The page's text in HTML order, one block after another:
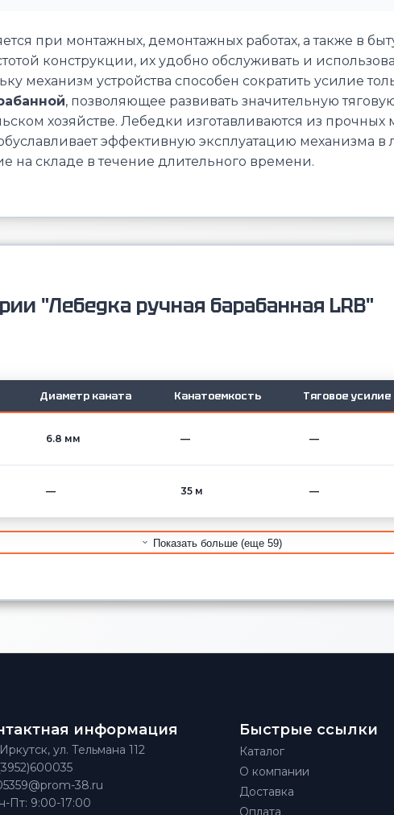
при монтажных, демонтажных работах, а также в
конструкции, их удобно обслуживать и
механизм устройства способен сократить усилие
, позволяющее развивать значительную
хозяйстве. Лебедки изготавливаются из
эффективную эксплуатацию механизма
на складе в течение длительного времени.
"Лебедка ручная барабанная LRB"
Диаметр каната Канатоемкость Тяговое усилие
6.8 мм — —
— 35 м —
Показать больше (еще 59)
информация
ул. Тельмана 112
38.ru
Пт: 9:00-17:00
Быстрые ссылки
Каталог
О компании
Доставка
Оплата